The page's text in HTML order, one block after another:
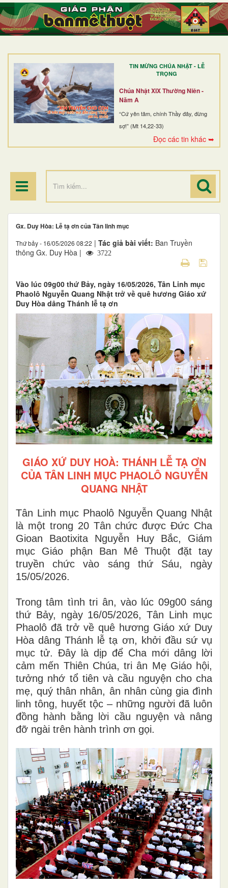
TIN MỪNG CHÚA NHẬT - LỄ
TRỌNG
Chúa Nhật XIX Thường Niên -
Năm A
“Cứ yên tâm, chính Thầy đây, đừng
sợ!” (Mt 14,22-33)
Đọc các tin khác ➥
TRANG NHẤT
GIỚI THIỆU
DÒNG TU
BAN MỤC VỤ
ĐOÀN THỂ CG
ĐIỂM HÀNH HƯƠNG
Gx. Duy Hòa: Lễ tạ ơn của Tân linh mục
Thứ bảy - 16/05/2026 08:22 | Tác giả bài viết: Ban Truyền
thông Gx. Duy Hòa |
3722
Vào lúc 09g00 thứ Bảy, ngày 16/05/2026, Tân Linh mục
Phaolô Nguyễn Quang Nhật trở về quê hương Giáo xứ
Duy Hòa dâng Thánh lễ tạ ơn
GIÁO XỨ DUY HOÀ: THÁNH LỄ TẠ ƠN
CỦA TÂN LINH MỤC PHAOLÔ NGUYỄN
QUANG NHẬT
Tân Linh mục Phaolô Nguyễn Quang Nhật
là một trong 20 Tân chức được Đức Cha
Gioan Baotixita Nguyễn Huy Bắc, Giám
mục Giáo phận Ban Mê Thuột đặt tay
truyền chức vào sáng thứ Sáu, ngày
15/05/2026.
Trong tâm tình tri ân, vào lúc 09g00 sáng
thứ Bảy, ngày 16/05/2026, Tân Linh mục
Phaolô đã trở về quê hương Giáo xứ Duy
Hòa dâng Thánh lễ tạ ơn, khởi đầu sứ vụ
mục tử. Đây là dịp để Cha mới dâng lời
cảm mến Thiên Chúa, tri ân Mẹ Giáo hội,
tưởng nhớ tổ tiên và cầu nguyện cho cha
mẹ, quý thân nhân, ân nhân cùng gia đình
linh tông, huyết tộc – những người đã luôn
đồng hành bằng lời cầu nguyện và nâng
đỡ ngài trên hành trình ơn gọi.